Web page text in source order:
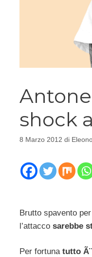
shock
8 Marzo 2012 di
Brutto spavento per
l’attacco sarebbe
Per fortuna tutto